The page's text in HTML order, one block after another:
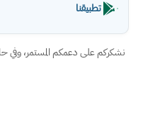
تطبيقنا
نشكركم على دعمكم المستمر، وفي